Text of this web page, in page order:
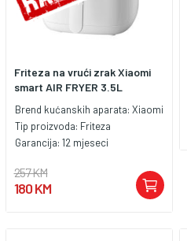
Friteza na vrući zrak Xiaomi
smart AIR FRYER 3.5L
Brend kućanskih aparata: Xiaomi
Tip proizvoda: Friteza
Garancija: 12 mjeseci
257 KM
180 KM